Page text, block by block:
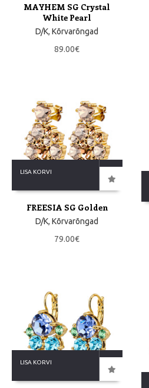
MAYHEM SG Crystal
White Pearl
D/K,Kõrvarõngad
89.00€
LISA KORVI
FREESIA SG Golden
D/K,Kõrvarõngad
79.00€
LISA KORVI